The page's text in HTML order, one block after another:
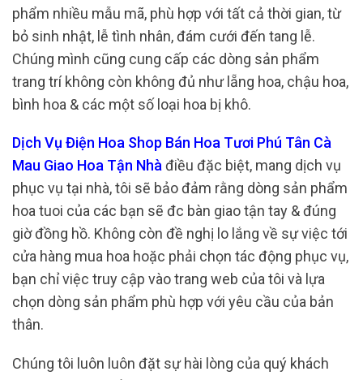
phẩm nhiều mẫu mã, phù hợp với tất cả thời gian, từ
bỏ sinh nhật, lễ tình nhân, đám cưới đến tang lễ.
Chúng mình cũng cung cấp các dòng sản phẩm
trang trí không còn không đủ như lẵng hoa, chậu hoa,
bình hoa & các một số loại hoa bị khô.
Dịch Vụ Điện Hoa Shop Bán Hoa Tươi Phú Tân Cà
Mau Giao Hoa Tận Nhà điều đặc biệt, mang dịch vụ
phục vụ tại nhà, tôi sẽ bảo đảm rằng dòng sản phẩm
hoa tuoi của các bạn sẽ đc bàn giao tận tay & đúng
giờ đồng hồ. Không còn đề nghị lo lắng về sự việc tới
cửa hàng mua hoa hoặc phải chọn tác động phục vụ,
bạn chỉ việc truy cập vào trang web của tôi và lựa
chọn dòng sản phẩm phù hợp với yêu cầu của bản
thân.
Chúng tôi luôn luôn đặt sự hài lòng của quý khách